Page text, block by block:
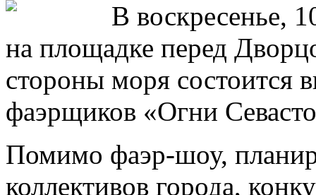
В воскресенье,
на площадке перед
стороны моря состоится
фаэрщиков «Огни
Помимо фаэр-шоу,
коллективов города,